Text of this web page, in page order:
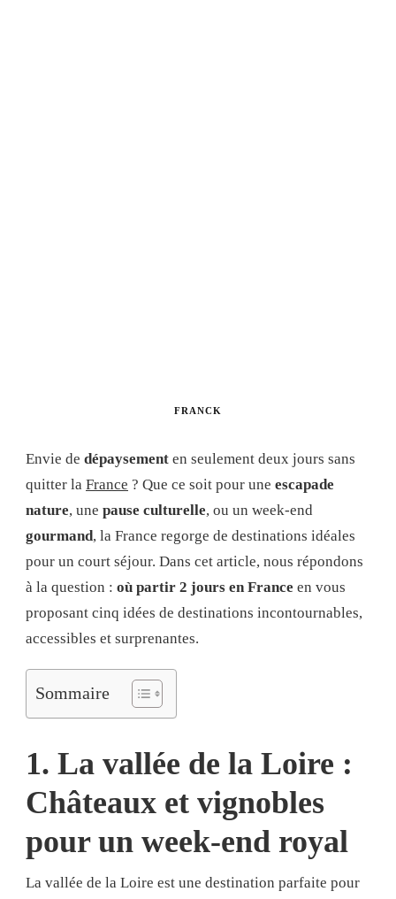
FRANCK
Envie de dépaysement en seulement deux jours sans
quitter la France ? Que ce soit pour une escapade
nature, une pause culturelle, ou un week-end
gourmand, la France regorge de destinations idéales
pour un court séjour. Dans cet article, nous répondons
à la question : où partir 2 jours en France en vous
proposant cinq idées de destinations incontournables,
accessibles et surprenantes.
Sommaire
1. La vallée de la Loire :
Châteaux et vignobles
pour un week-end royal
La vallée de la Loire est une destination parfaite pour